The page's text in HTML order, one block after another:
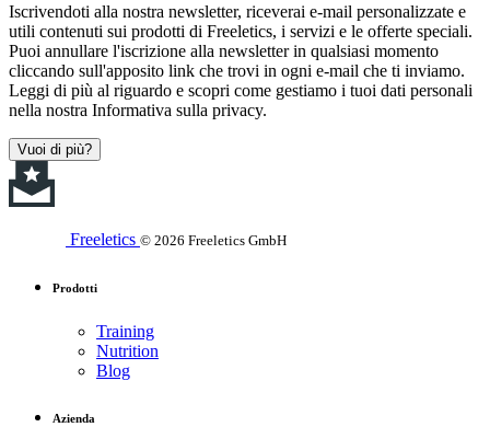
Iscrivendoti alla nostra newsletter, riceverai e-mail personalizzate e
utili contenuti sui prodotti di Freeletics, i servizi e le offerte speciali.
Puoi annullare l'iscrizione alla newsletter in qualsiasi momento
cliccando sull'apposito link che trovi in ogni e-mail che ti inviamo.
Leggi di più al riguardo e scopri come gestiamo i tuoi dati personali
nella nostra Informativa sulla privacy.
Vuoi di più?
Freeletics © 2026 Freeletics GmbH
Prodotti
Training
Nutrition
Blog
Azienda